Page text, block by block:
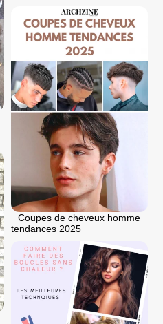
Coupes de cheveux homme
tendances 2025